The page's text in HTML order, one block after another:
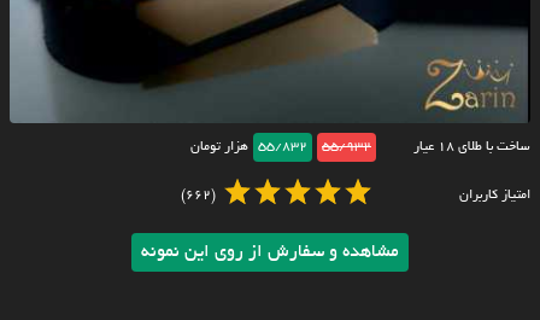
ساخت با طلای ۱۸ عیار 55/932
55/832 هزار تومان
امتیاز کاربران (662)
مشاهده و سفارش از روی این نمونه